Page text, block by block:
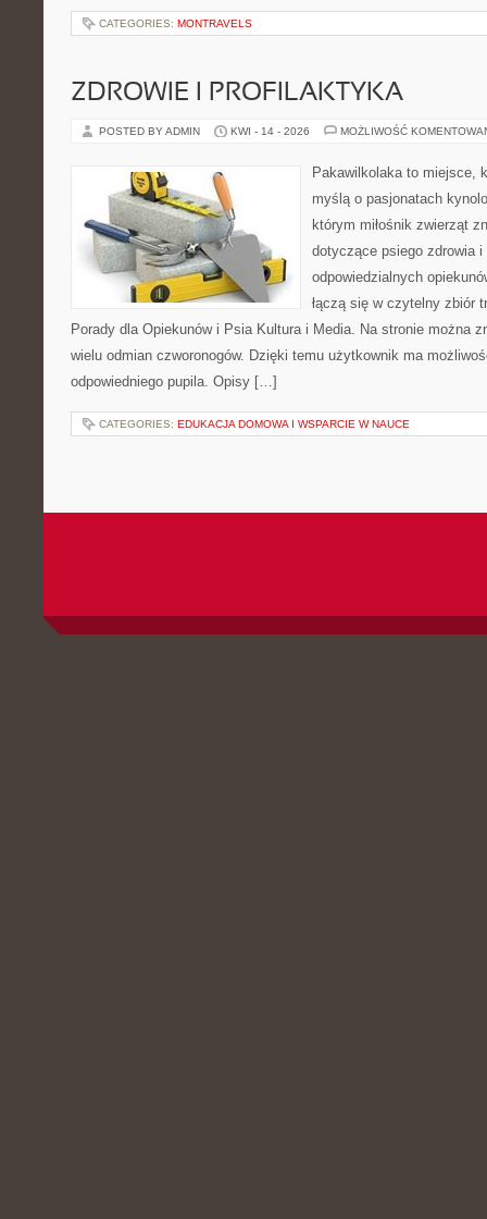
CATEGORIES: MONTRAVELS
ZDROWIE I PROFILAKTYKA
POSTED BY ADMIN KWI - 14 - 2026 MOŻLIWOŚĆ
Pakawilkolaka to miejsce,
myślą o pasjonatach
którym miłośnik zwierząt
dotyczące psiego zdrowia
odpowiedzialnych
łączą się w czytelny zbiór
Porady dla Opiekunów i Psia Kultura i Media. Na stronie można
wielu odmian czworonogów. Dzięki temu użytkownik ma
odpowiedniego pupila. Opisy […]
CATEGORIES: EDUKACJA DOMOWA I WSPARCIE W NAUCE